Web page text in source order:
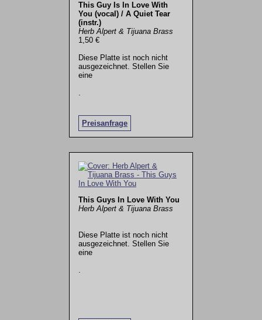
This Guy Is In Love With
You (vocal) / A Quiet Tear
(instr.)
Herb Alpert & Tijuana Brass
1,50 €
Diese Platte ist noch nicht
ausgezeichnet. Stellen Sie
eine
Preisanfrage
.
This Guys In Love With You
Herb Alpert & Tijuana Brass
Diese Platte ist noch nicht
ausgezeichnet. Stellen Sie
eine
.